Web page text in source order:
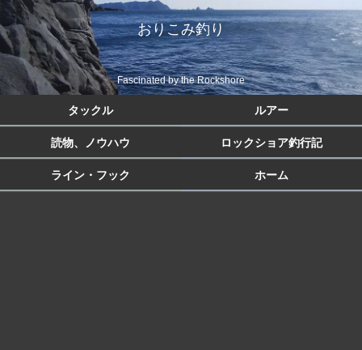
おりこみ釣り
Fascinated by the Rockshore
タックル ルアー
読物、ノウハウ ロックショア釣行記
ライン・フック ホーム